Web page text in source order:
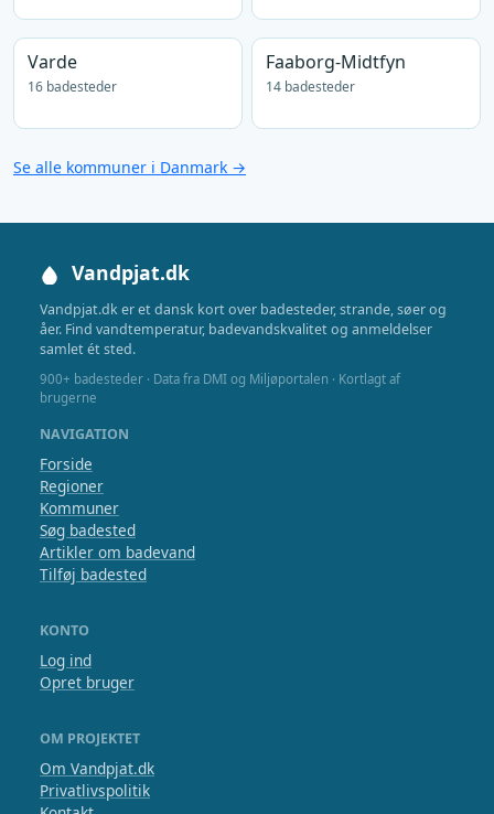
Varde
16 badesteder
Faaborg-Midtfyn
14 badesteder
Se alle kommuner i Danmark →
Vandpjat.dk
Vandpjat.dk er et dansk kort over badesteder, strande, søer og
åer. Find vandtemperatur, badevandskvalitet og anmeldelser
samlet ét sted.
900+ badesteder · Data fra DMI og Miljøportalen · Kortlagt af
brugerne
NAVIGATION
Forside
Regioner
Kommuner
Søg badested
Artikler om badevand
Tilføj badested
KONTO
Log ind
Opret bruger
OM PROJEKTET
Om Vandpjat.dk
Privatlivspolitik